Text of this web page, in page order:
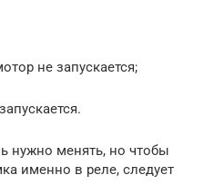
не запускается;
нужно менять, но чтобы
именно в реле, следует